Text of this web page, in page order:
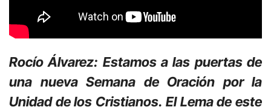
Rocío Álvarez: Estamos a las puertas de
una nueva Semana de Oración por la
Unidad de los Cristianos. El Lema de este